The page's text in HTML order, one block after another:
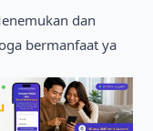
dan
bermanfaat ya